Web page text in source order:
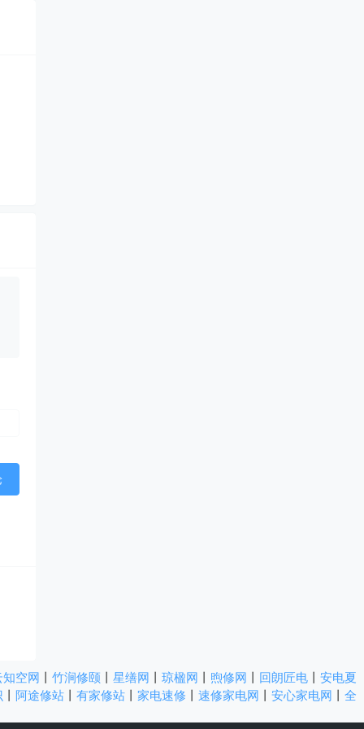
知空网 竹涧修颐 星缮网 琼楹网 煦修网 回朗匠电
安电夏
阿途修站 有家修站 家电速修 速修家电网 安心家电网
全